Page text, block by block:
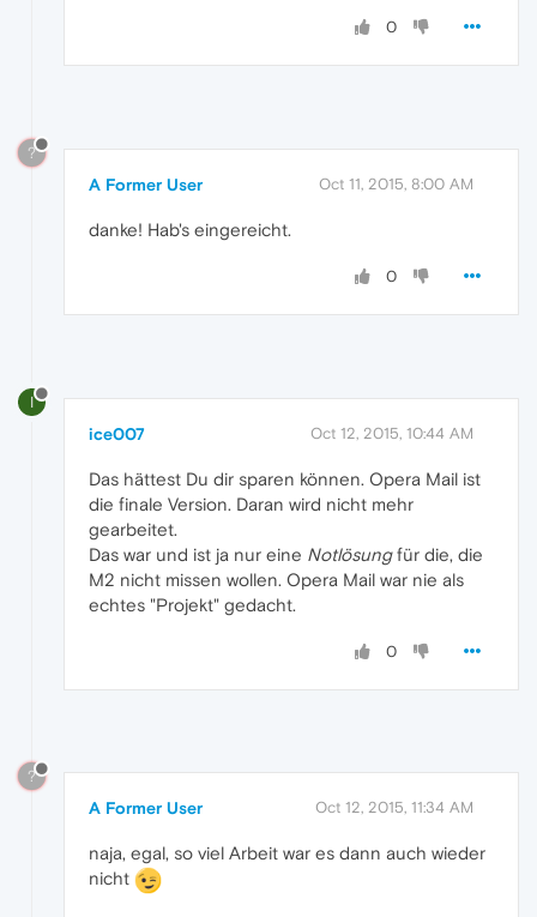
0
?
A Former User Oct 11, 2015, 8:00 AM
danke! Hab's eingereicht.
0
I
ice007 Oct 12, 2015, 10:44 AM
Das hättest Du dir sparen können. Opera Mail ist
die finale Version. Daran wird nicht mehr
gearbeitet.
Das war und ist ja nur eine Notlösungfür die, die
M2 nicht missen wollen. Opera Mail war nie als
echtes "Projekt" gedacht.
0
?
A Former User Oct 12, 2015, 11:34 AM
naja, egal, so viel Arbeit war es dann auch wieder
nicht